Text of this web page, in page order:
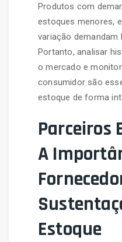
Produtos com
estoques menores,
variação
Portanto, analisar
o mercado e
consumidor são
estoque de forma
Parceiros
A
Estoque